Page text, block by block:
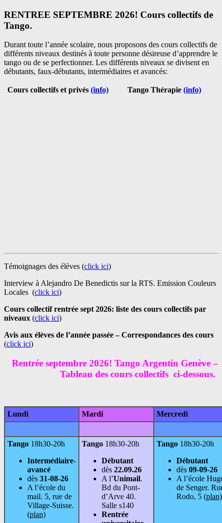
RENTREE SEPTEMBRE 2026! Cours collectifs de
Tango.
Durant toute l’année scolaire, nous proposons des cours collectifs de
différents niveaux destinés à toute personne désireuse d’apprendre le
tango ou de se perfectionner. Les différents niveaux se divisent en
débutants, faux-débutants, intermédiaires et avancés:
Cours collectifs et privés (info) Tango Thérapie (info)
Témoignages des élèves (click ici)
Interview à Alejandro De Benedictis sur la RTS. Emission Couleurs
Locales (click ici)
Cours collectif rentrée sept 2026: liste des cours collectifs par
niveaux (click ici)
Avis aux élèves de l’année passée – Correspondances des cours
(click ici)
Rentrée septembre 2026! Tango Argentin Genève –
Tableau des cours collectifs ci-dessous.
Lundi Mardi Mercredi
Tango 18h30-20h
Intermédiaire-
avancé
dès 31-08-26
A l’école du
mail. 5, rue de
Village-Suisse.
(plan)
Tango 18h30-20h
Débutant
dès 22.09.26
A l’Unimail.
Bd du Pont-
d’Arve 40.
Salle s140
Rentrée
Tango 18h30-20h
Débutant
dès 09-09-26
A l’école
de Senger.
Rodo, 5 (plan)